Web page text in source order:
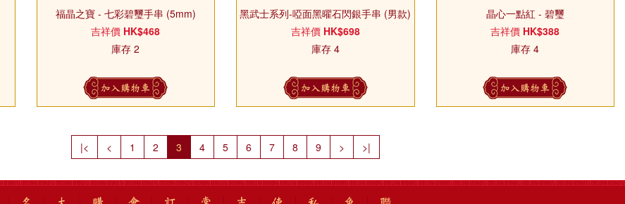
福晶之寶 - 七彩碧璽手串 (5mm)
吉祥價 HK$468
庫存 2
加入購物車
黑武士系列-啞面黑曜石閃銀手串 (男款)
吉祥價 HK$698
庫存 4
加入購物車
晶心一點紅 - 碧璽
吉祥價 HK$388
庫存 4
加入購物車
|< < 1 2 3 4 5 6 7 8 9 > >|